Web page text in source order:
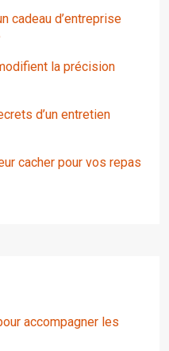
cadeau d’entreprise
la précision
d’un entretien
cacher pour vos repas
accompagner les